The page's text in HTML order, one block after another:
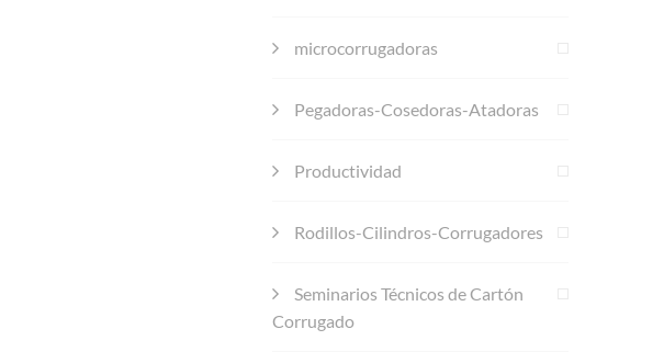
microcorrugadoras
Pegadoras-Cosedoras-Atadoras
Productividad
Rodillos-Cilindros-Corrugadores
Seminarios Técnicos de Cartón
Corrugado